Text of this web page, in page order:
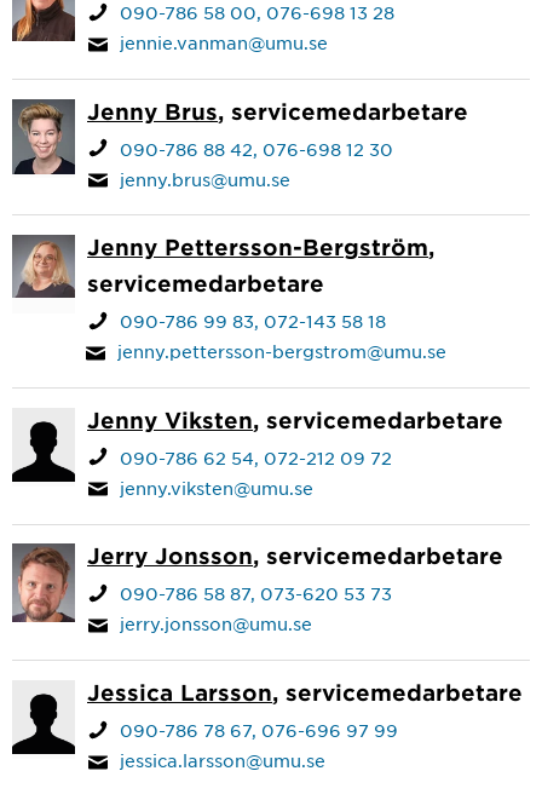
090-786 58 00 076-698 13 28
jennie.vanman@umu.se
Jenny Brus, servicemedarbetare
090-786 88 42 076-698 12 30
jenny.brus@umu.se
Jenny Pettersson-Bergström,
servicemedarbetare
090-786 99 83 072-143 58 18
jenny.pettersson-bergstrom@umu.se
Jenny Viksten, servicemedarbetare
090-786 62 54 072-212 09 72
jenny.viksten@umu.se
Jerry Jonsson, servicemedarbetare
090-786 58 87 073-620 53 73
jerry.jonsson@umu.se
Jessica Larsson, servicemedarbetare
090-786 78 67 076-696 97 99
jessica.larsson@umu.se